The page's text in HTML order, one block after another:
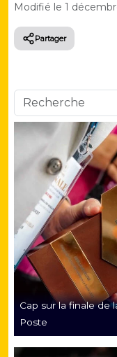
Modifié le 1
Partager
Cap sur la finale de
Poste